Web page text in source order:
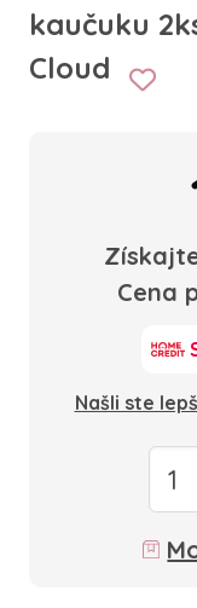
kaučuku
Cloud
Cena
Našli ste